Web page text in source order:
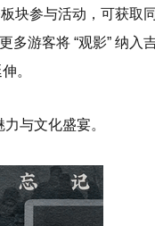
块参与活动，可获取
游客将 “观影” 纳入吉
。
与文化盛宴。